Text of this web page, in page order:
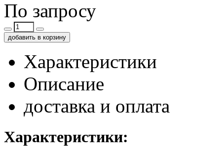
По запросу
добавить в корзину
Характеристики
Описание
доставка и оплата
Характеристики: